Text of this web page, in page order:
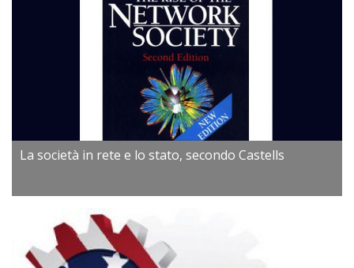
La società in rete e lo stato, secondo Castells